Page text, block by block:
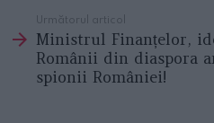
Următorul articol
Ministrul Finanțelor,
Românii din diaspora
spionii României!